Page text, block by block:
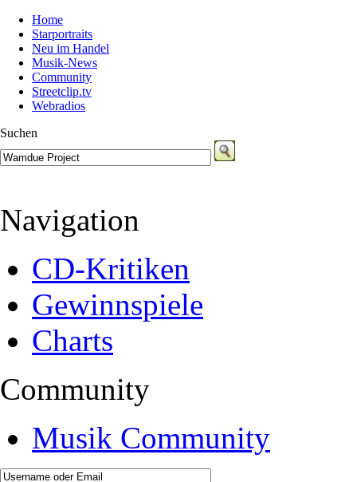
Home
Starportraits
Neu im Handel
Musik-News
Community
Streetclip.tv
Webradios
Suchen
Navigation
CD-Kritiken
Gewinnspiele
Charts
Community
Musik Community